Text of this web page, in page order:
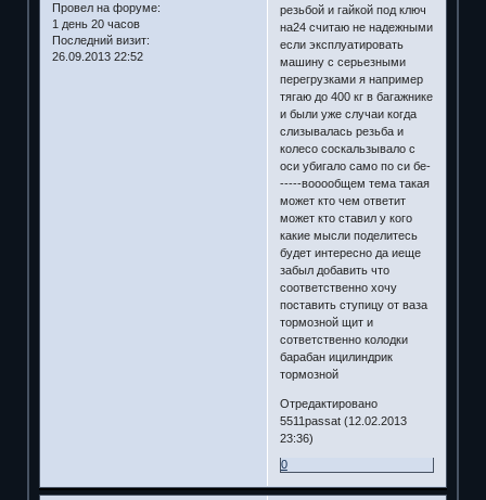
Провел на форуме:
1 день 20 часов
Последний визит:
26.09.2013 22:52
резьбой и гайкой под ключ
на24 считаю не надежными
если эксплуатировать
машину с серьезными
перегрузками я например
тягаю до 400 кг в багажнике
и были уже случаи когда
слизывалась резьба и
колесо соскальзывало с
оси убигало само по си бе-
-----вооообщем тема такая
может кто чем ответит
может кто ставил у кого
какие мысли поделитесь
будет интересно да иеще
забыл добавить что
соответственно хочу
поставить ступицу от ваза
тормозной щит и
сответственно колодки
барабан ицилиндрик
тормозной
Отредактировано
5511passat (12.02.2013
23:36)
0